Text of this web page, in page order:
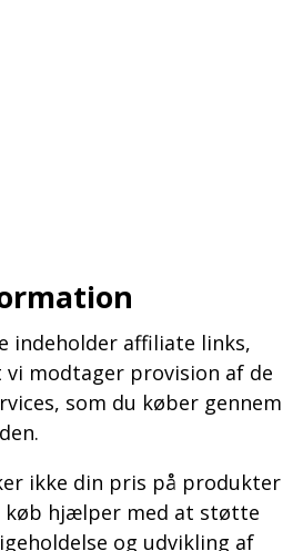
indeholder affiliate links,
modtager provision af de
som du køber gennem
ikke din pris på produkter
køb hjælper med at støtte
og udvikling af